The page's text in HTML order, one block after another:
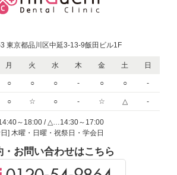
東京都品川区中延3-13-9飯田ビル1F
月 火 水 木 金 土 日
○ ○ ○ - ○ ○ -
○ ☆ ○ - ☆ △ -
～18:00 / △…14:30～17:00
日] 木曜・日曜・祝祭日・学会日
・お問い合わせはこちら